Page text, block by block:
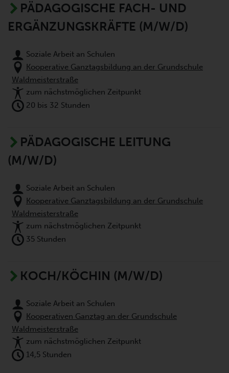
PÄDAGOGISCHE FACH- UND
ERGÄNZUNGSKRÄFTE (M/W/D)
Soziale Arbeit an Schulen
Kooperative Ganztagsbildung an der Grundschule
Waldmeisterstraße
zum nächstmöglichen Zeitpunkt
20 bis 32 Stunden
PÄDAGOGISCHE LEITUNG
(M/W/D)
Soziale Arbeit an Schulen
Kooperative Ganztagsbildung an der Grundschule
Waldmeisterstraße
zum nächstmöglichen Zeitpunkt
35 Stunden
KOCH/KÖCHIN (M/W/D)
Soziale Arbeit an Schulen
Kooperativen Ganztag an der Grundschule
Waldmeisterstraße
zum nächstmöglichen Zeitpunkt
14,5 Stunden